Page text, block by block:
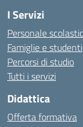
I Servizi
Personale
Famiglie e studenti
Percorsi di studio
Tutti i servizi
Didattica
Offerta formativa